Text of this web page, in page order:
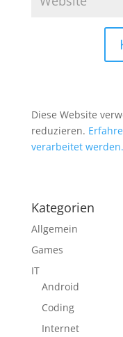
Diese Website
reduzieren.
verarbeitet werden.
Kategorien
Allgemein
Games
IT
Android
Coding
Internet